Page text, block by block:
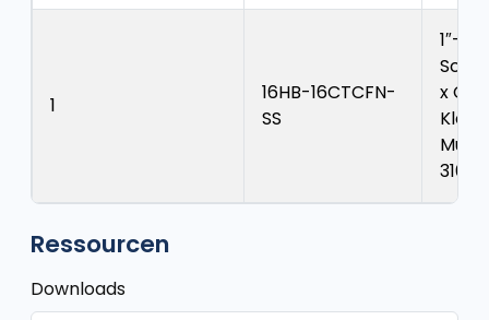
1
16HB-16CTCFN-
SS
1″-
x
316
Ressourcen
Downloads